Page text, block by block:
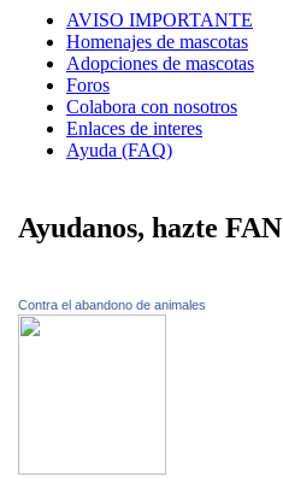
AVISO IMPORTANTE
Homenajes de mascotas
Adopciones de mascotas
Foros
Colabora con nosotros
Enlaces de interes
Ayuda (FAQ)
Ayudanos, hazte FAN
Contra el abandono de animales